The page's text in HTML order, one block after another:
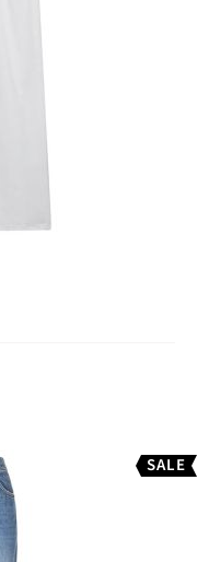
SALE